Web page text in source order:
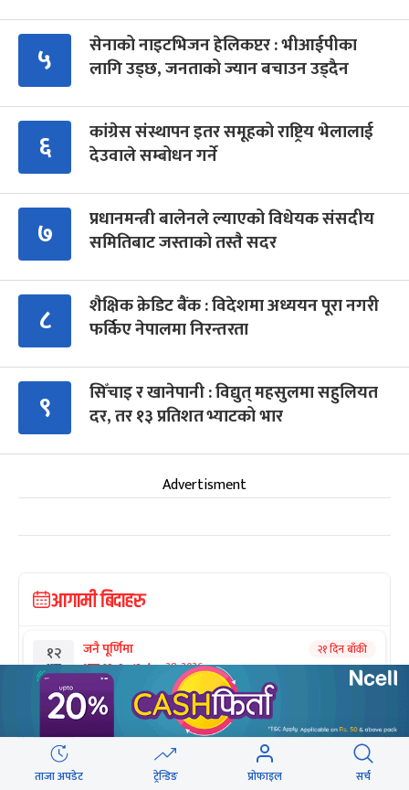
५
सेनाको नाइटभिजन हेलिकप्टर : भीआईपीका
लागि उड्छ, जनताको ज्यान बचाउन उड्दैन
६
कांग्रेस संस्थापन इतर समूहको राष्ट्रिय भेलालाई
देउवाले सम्बोधन गर्ने
७
प्रधानमन्त्री बालेनले ल्याएको विधेयक संसदीय
समितिबाट जस्ताको तस्तै सदर
८
शैक्षिक क्रेडिट बैंक : विदेशमा अध्ययन पूरा नगरी
फर्किए नेपालमा निरन्तरता
९
सिँचाइ र खानेपानी : विद्युत् महसुलमा सहुलियत
दर, तर १३ प्रतिशत भ्याटको भार
Advertisment
आगामी बिदाहरु
१२
शुक्र
जनै पूर्णिमा
भाद्र १२, २०८३-Aug 28, 2026
२१ दिन बाँकी
१९ श्रीकृष्ण जन्माष्टमी व्रत
- Sep 4, 2026
३ १ महिना बाँकी
ताजा अपडेट ट्रेन्डिङ प्रोफाइल सर्च